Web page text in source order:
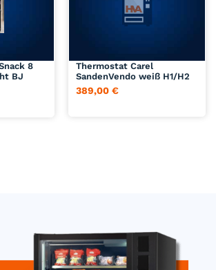
BJ
SandenVendo weiß H1/H2